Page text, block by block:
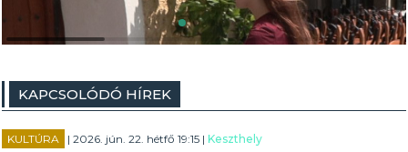
KAPCSOLÓDÓ HÍREK
KULTÚRA | 2026. jún. 22. hétfő 19:15 |Keszthely